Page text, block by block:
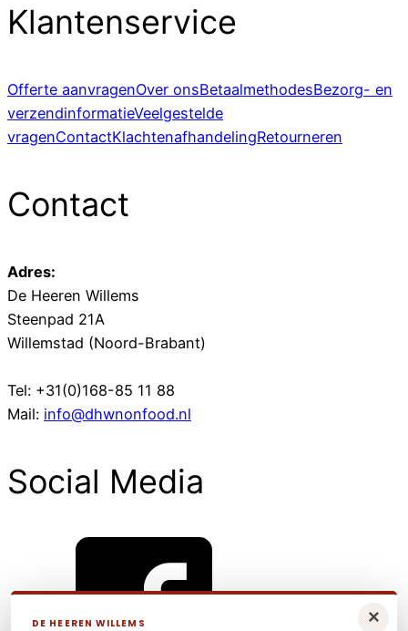
Klantenservice
Offerte aanvragenOver onsBetaalmethodesBezorg- en
verzendinformatieVeelgestelde
vragenContactKlachtenafhandelingRetourneren
Contact
Adres:
De Heeren Willems
Steenpad 21A
Willemstad (Noord-Brabant)
Tel: +31(0)168-85 11 88
Mail: info@dhwnonfood.nl
Social Media
×
DE HEEREN WILLEMS